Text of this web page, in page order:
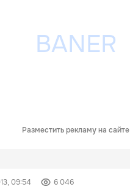
Разместить рекламу на сайте
09:54 6 046